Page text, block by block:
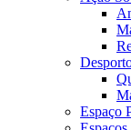
Espaço